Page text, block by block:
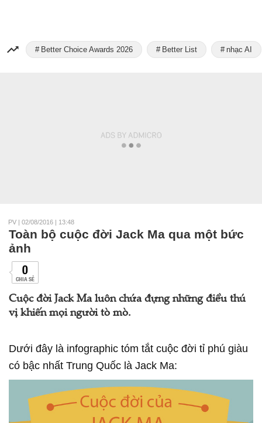
Better Choice Awards 2026 Better List nhạc AI
PV | 02/08/2016 | 13:48
Toàn bộ cuộc đời Jack Ma qua một bức
ảnh
0
CHIA SẺ
Cuộc đời Jack Ma luôn chứa đựng những điều thú
vị khiến mọi người tò mò.
Dưới đây là infographic tóm tắt cuộc đời tỉ phú giàu
có bậc nhất Trung Quốc là Jack Ma: